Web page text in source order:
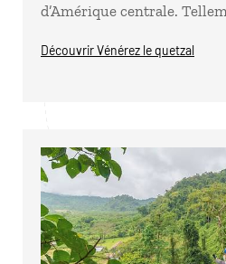
d’Amérique centrale.
Découvrir Vénérez le quetzal